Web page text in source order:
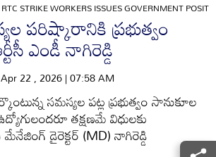
RTC STRIKE WORKERS ISSUES GOVERNMENT
పరిష్కారానికి ప్రభుత్వం
ఎండీ నాగిరెడ్డి
22 , 2026 | 07:58 AM
సమస్యల పట్ల ప్రభుత్వం సానుకూల
తక్షణమే విధులకు
డైరెక్టర్ (MD) నాగిరెడ్డి